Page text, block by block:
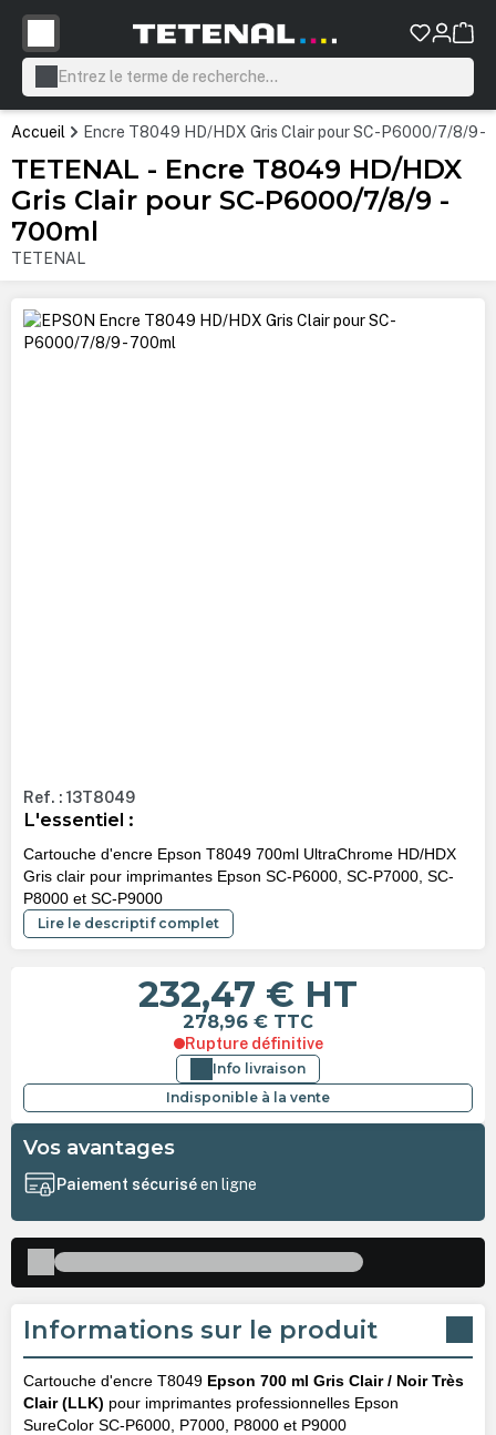
principal
Accueil Encre T8049 HD/HDX Gris Clair pour SC-P6000/7/8/9 -
TETENAL - Encre T8049 HD/HDX
Gris Clair pour SC-P6000/7/8/9 -
700ml
TETENAL
Ignorer la galerie d'images
Ref. : 13T8049
L'essentiel :
Cartouche d'encre Epson T8049 700ml UltraChrome HD/HDX
Gris clair pour imprimantes Epson SC-P6000, SC-P7000, SC-
P8000 et SC-P9000
Lire le descriptif complet
232,47 € HT
278,96 € TTC
Rupture définitive
Info livraison
Indisponible à la vente
Vos avantages
Paiement sécuriséen ligne
Informations sur le produit
Cartouche d'encre T8049 Epson 700 ml Gris Clair / Noir Très
Clair (LLK) pour imprimantes professionnelles Epson
SureColor SC-P6000, P7000, P8000 et P9000